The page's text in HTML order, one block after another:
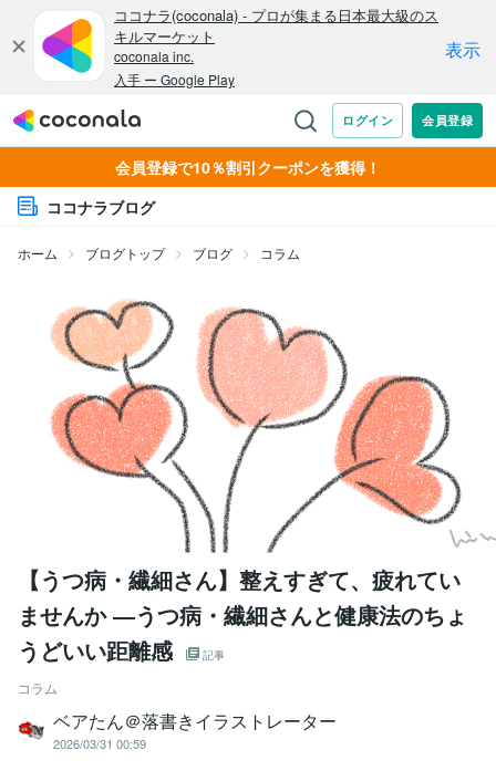
会員登録で10％割引クーポンを獲得！
ココナラブログ
ホーム ブログトップ ブログ コラム
【うつ病・繊細さん】整えすぎて、疲れてい
ませんか ―うつ病・繊細さんと健康法のちょ
うどいい距離感
記事
コラム
ベアたん＠落書きイラストレーター
2026/03/31 00:59